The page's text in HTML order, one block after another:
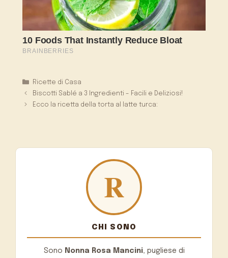
Categorie
Ricette di Casa
Biscotti Sablé a 3 Ingredienti – Facili e Deliziosi!
Ecco la ricetta della torta al latte turca:
CHI SONO
Sono Nonna Rosa Mancini, pugliese di